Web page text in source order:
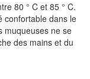
80 ° C et 85 ° C.
confortable dans le
muqueuses ne se
des mains et du